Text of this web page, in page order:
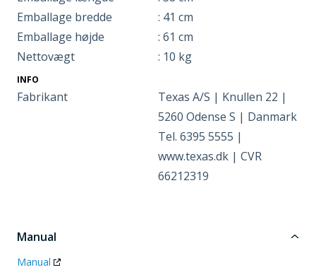
Emballage bredde
: 41 cm
Emballage højde
: 61 cm
Nettovægt
: 10 kg
INFO
Fabrikant
Texas A/S | Knullen 22 |
5260 Odense S | Danmark
Tel. 6395 5555 |
www.texas.dk | CVR
66212319
Manual
Manual